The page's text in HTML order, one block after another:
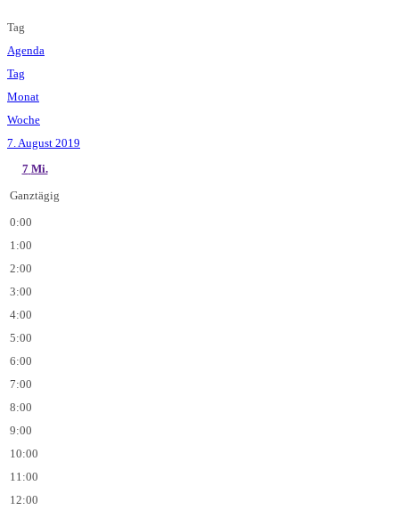
Tag
Agenda
Tag
Monat
Woche
7. August 2019
7 Mi.
Ganztägig
0:00
1:00
2:00
3:00
4:00
5:00
6:00
7:00
8:00
9:00
10:00
11:00
12:00